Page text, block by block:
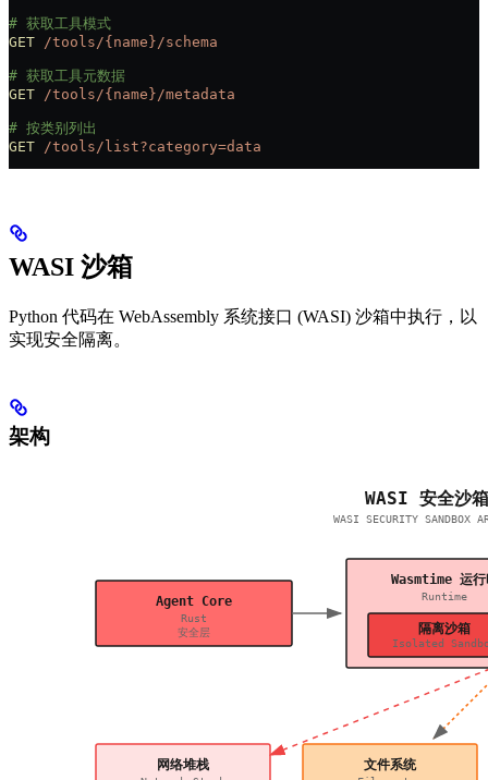
# 获取工具模式
GET /tools/{name}/schema
# 获取工具元数据
GET /tools/{name}/metadata
# 按类别列出
GET /tools/list?category=data
WASI 沙箱
Python 代码在 WebAssembly 系统接口 (WASI) 沙箱中执行，以
实现安全隔离。
架构